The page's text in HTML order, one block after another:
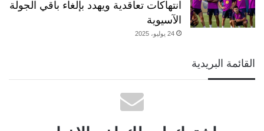
انتهاكات تعاقدية ويهدد بإلغاء باقي الجولة
الآسيوية
24 يوليو، 2025
القائمة البريدية